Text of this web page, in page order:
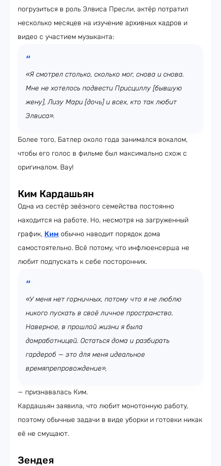
погрузиться в роль Элвиса Пресли, актёр потратил
несколько месяцев на изучение архивных кадров и
видео с участием музыканта:
«Я смотрел столько, сколько мог, снова и снова.
Мне не хотелось подвести Присциллу [бывшую
жену], Лизу Мари [дочь] и всех, кто так любит
Элвиса».
Более того, Батлер около года занимался вокалом,
чтобы его голос в фильме был максимально схож с
оригиналом. Вау!
Ким Кардашьян
Одна из сестёр звёзного семейства постоянно
находится на работе. Но, несмотря на загруженный
график, Ким обычно наводит порядок дома
самостоятельно. Всё потому, что инфлюенсерша не
любит подпускать к себе посторонних.
«У меня нет горничных, потому что я не люблю
никого пускать в своё личное пространство.
Наверное, в прошлой жизни я была
домработницей. Остаться дома и разбирать
гардероб — это для меня идеальное
времяпрепровождение»,
— признавалась Ким.
Кардашьян заявила, что любит монотонную работу,
поэтому обычные задачи в виде уборки и готовки никак
её не смущают.
Зендея